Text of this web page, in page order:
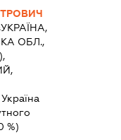
УКРАЇНА,
ОБЛ.,
Україна
%)